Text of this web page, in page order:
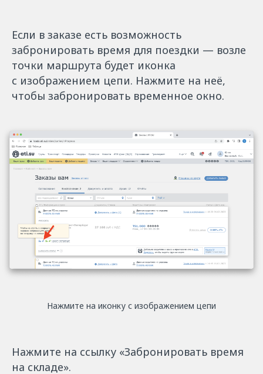
Если в заказе есть возможность
забронировать время для поездки — возле
точки маршрута будет иконка
с изображением цепи. Нажмите на неё,
чтобы забронировать временное окно.
Нажмите на иконку с изображением цепи
Нажмите на ссылку «‎Забронировать время
на складе».